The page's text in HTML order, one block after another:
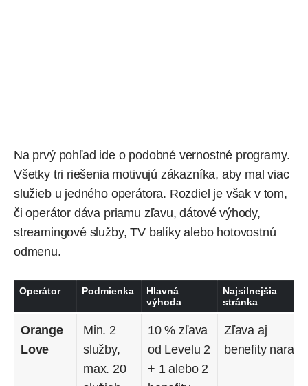
Na prvý pohľad ide o podobné vernostné programy.
Všetky tri riešenia motivujú zákazníka, aby mal viac
služieb u jedného operátora. Rozdiel je však v tom,
či operátor dáva priamu zľavu, dátové výhody,
streamingové služby, TV balíky alebo hotovostnú
odmenu.
Operátor Podmienka
Hlavná
výhoda
Najsilnejšia
stránka
Orange
Love
Min. 2
služby,
max. 20
10 % zľava
od Levelu 2
+ 1 alebo 2
Zľava aj
benefity naraz